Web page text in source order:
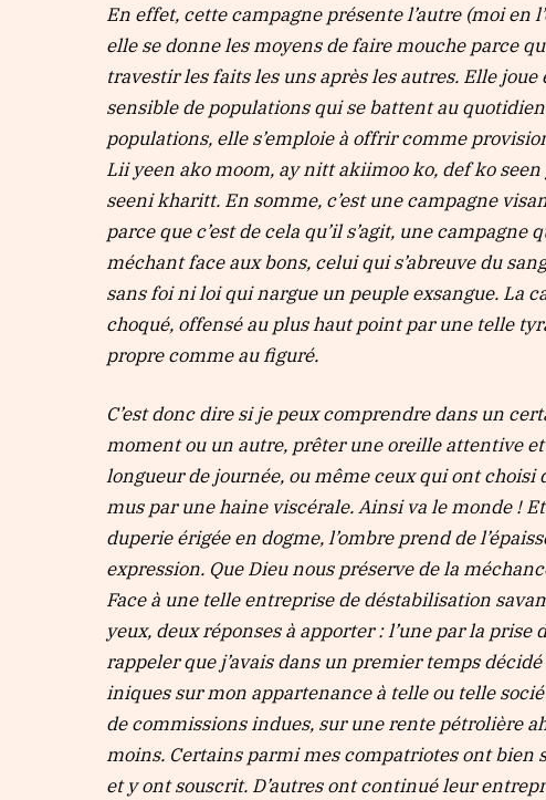
En effet, cette campagne présente l’autre (moi
elle se donne les moyens de faire mouche parce
travestir les faits les uns après les autres. Elle
sensible de populations qui se battent au
populations, elle s’emploie à offrir comme
Lii yeen ako moom, ay nitt akiimoo ko, def ko
seeni kharitt. En somme, c’est une campagne
parce que c’est de cela qu’il s’agit, une
méchant face aux bons, celui qui s’abreuve du
sans foi ni loi qui nargue un peuple exsangue. La
choqué, offensé au plus haut point par une telle
propre comme au figuré.
C’est donc dire si je peux comprendre dans un
moment ou un autre, prêter une oreille attentive
longueur de journée, ou même ceux qui ont
mus par une haine viscérale. Ainsi va le monde !
duperie érigée en dogme, l’ombre prend de
expression. Que Dieu nous préserve de la
Face à une telle entreprise de déstabilisation
yeux, deux réponses à apporter : l’une par la
rappeler que j’avais dans un premier temps
iniques sur mon appartenance à telle ou telle
de commissions indues, sur une rente pétrolière
moins. Certains parmi mes compatriotes ont bien
et y ont souscrit. D’autres ont continué leur